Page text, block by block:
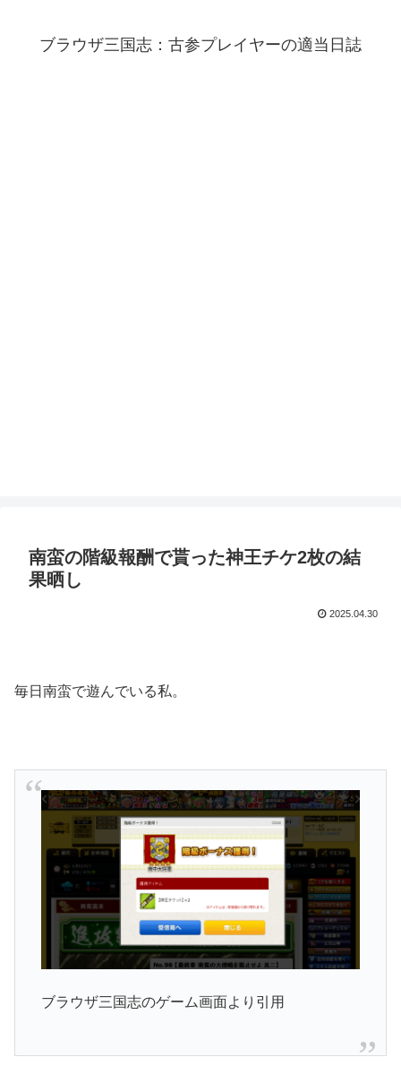
ブラウザ三国志：古参プレイヤーの適当日誌
南蛮の階級報酬で貰った神王チケ2枚の結
果晒し
2025.04.30
毎日南蛮で遊んでいる私。
ブラウザ三国志のゲーム画面より引用